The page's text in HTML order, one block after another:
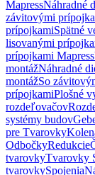
MapressNáhradné
závitovými
prípojkamiSpätné
lisovanými
prípojkami Mapress
montážNáhradné
montážSo
prípojkamiPlošné
rozdeľovačov
systémy budov
pre Tvarovky
OdbočkyRedukcie
tvarovkyTvarovky
tvarovkySpojenia